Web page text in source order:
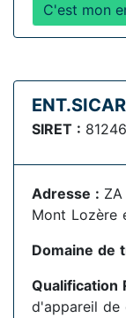
C'est mon
SIRET :
Adresse :
Mont Lozère
Domaine de
Qualification
d'appareil de